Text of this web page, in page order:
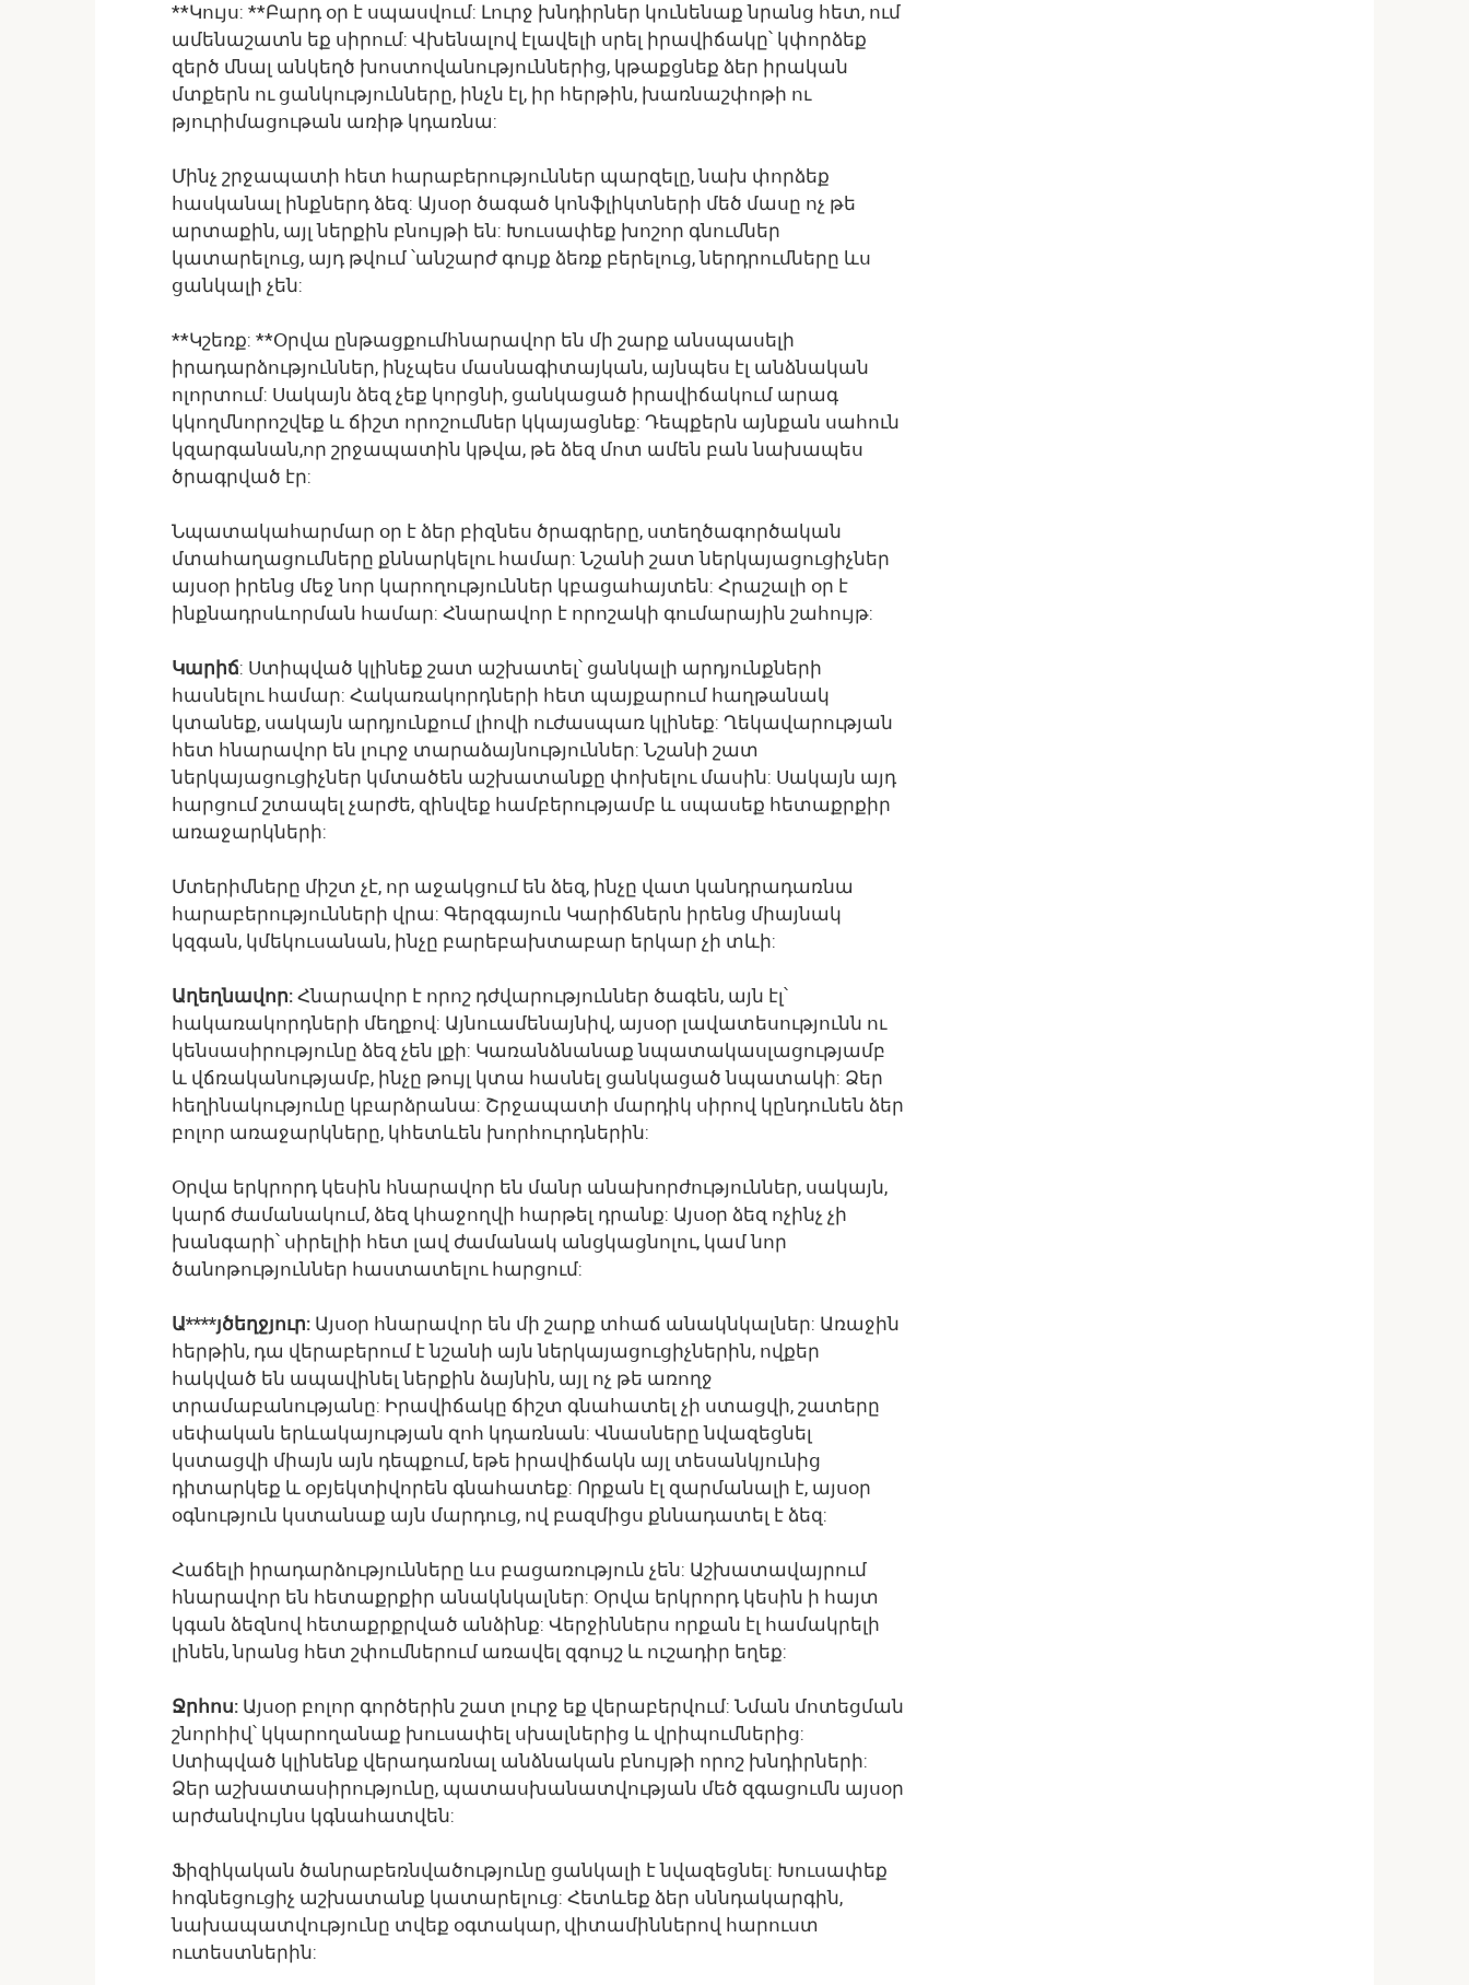
**Կույս: **Բարդ օր է սպասվում: Լուրջ խնդիրներ կունենաք նրանց հետ, ում
ամենաշատն եք սիրում: Վխենալով էլավելի սրել իրավիճակը՝ կփորձեք
զերծ մնալ անկեղծ խոստովանություններից, կթաքցնեք ձեր իրական
մտքերն ու ցանկությունները, ինչն էլ, իր հերթին, խառնաշփոթի ու
թյուրիմացութան առիթ կդառնա:
Մինչ շրջապատի հետ հարաբերություններ պարզելը, նախ փորձեք
հասկանալ ինքներդ ձեզ: Այսօր ծագած կոնֆլիկտների մեծ մասը ոչ թե
արտաքին, այլ ներքին բնույթի են: Խուսափեք խոշոր գնումներ
կատարելուց, այդ թվում ՝անշարժ գույք ձեռք բերելուց, ներդրումները ևս
ցանկալի չեն:
**Կշեռք: **Օրվա ընթացքումհնարավոր են մի շարք անսպասելի
իրադարձություններ, ինչպես մասնագիտայկան, այնպես էլ անձնական
ոլորտում: Սակայն ձեզ չեք կորցնի, ցանկացած իրավիճակում արագ
կկողմնորոշվեք և ճիշտ որոշումներ կկայացնեք: Դեպքերն այնքան սահուն
կզարգանան,որ շրջապատին կթվա, թե ձեզ մոտ ամեն բան նախապես
ծրագրված էր:
Նպատակահարմար օր է ձեր բիզնես ծրագրերը, ստեղծագործական
մտահաղացումները քննարկելու համար: Նշանի շատ ներկայացուցիչներ
այսօր իրենց մեջ նոր կարողություններ կբացահայտեն: Հրաշալի օր է
ինքնադրսևորման համար: Հնարավոր է որոշակի գումարային շահույթ:
Կարիճ: Ստիպված կլինեք շատ աշխատել՝ ցանկալի արդյունքների
հասնելու համար: Հակառակորդների հետ պայքարում հաղթանակ
կտանեք, սակայն արդյունքում լիովի ուժասպառ կլինեք: Ղեկավարության
հետ հնարավոր են լուրջ տարաձայնություններ: Նշանի շատ
ներկայացուցիչներ կմտածեն աշխատանքը փոխելու մասին: Սակայն այդ
հարցում շտապել չարժե, զինվեք համբերությամբ և սպասեք հետաքրքիր
առաջարկների:
Մտերիմները միշտ չէ, որ աջակցում են ձեզ, ինչը վատ կանդրադառնա
հարաբերությունների վրա: Գերզգայուն Կարիճներն իրենց միայնակ
կզգան, կմեկուսանան, ինչը բարեբախտաբար երկար չի տևի:
Աղեղնավոր: Հնարավոր է որոշ դժվարություններ ծագեն, այն էլ՝
հակառակորդների մեղքով: Այնուամենայնիվ, այսօր լավատեսությունն ու
կենսասիրությունը ձեզ չեն լքի: Կառանձնանաք նպատակասլացությամբ
և վճռականությամբ, ինչը թույլ կտա հասնել ցանկացած նպատակի: Ձեր
հեղինակությունը կբարձրանա: Շրջապատի մարդիկ սիրով կընդունեն ձեր
բոլոր առաջարկները, կհետևեն խորհուրդներին:
Օրվա երկրորդ կեսին հնարավոր են մանր անախորժություններ, սակայն,
կարճ ժամանակում, ձեզ կհաջողվի հարթել դրանք: Այսօր ձեզ ոչինչ չի
խանգարի՝ սիրելիի հետ լավ ժամանակ անցկացնոլու, կամ նոր
ծանոթություններ հաստատելու հարցում:
Ա****յծեղջյուր: Այսօր հնարավոր են մի շարք տհաճ անակնկալներ: Առաջին
հերթին, դա վերաբերում է նշանի այն ներկայացուցիչներին, ովքեր
հակված են ապավինել ներքին ձայնին, այլ ոչ թե առողջ
տրամաբանությանը: Իրավիճակը ճիշտ գնահատել չի ստացվի, շատերը
սեփական երևակայության զոհ կդառնան: Վնասները նվազեցնել
կստացվի միայն այն դեպքում, եթե իրավիճակն այլ տեսանկյունից
դիտարկեք և օբյեկտիվորեն գնահատեք: Որքան էլ զարմանալի է, այսօր
օգնություն կստանաք այն մարդուց, ով բազմիցս քննադատել է ձեզ:
Հաճելի իրադարձությունները ևս բացառություն չեն: Աշխատավայրում
հնարավոր են հետաքրքիր անակնկալներ: Օրվա երկրորդ կեսին ի հայտ
կգան ձեզնով հետաքրքրված անձինք: Վերջիններս որքան էլ համակրելի
լինեն, նրանց հետ շփումներում առավել զգույշ և ուշադիր եղեք:
Ջրհոս: Այսօր բոլոր գործերին շատ լուրջ եք վերաբերվում: Նման մոտեցման
շնորհիվ՝ կկարողանաք խուսափել սխալներից և վրիպումներից:
Ստիպված կլինենք վերադառնալ անձնական բնույթի որոշ խնդիրների:
Ձեր աշխատասիրությունը, պատասխանատվության մեծ զգացումն այսօր
արժանվույնս կգնահատվեն:
Ֆիզիկական ծանրաբեռնվածությունը ցանկալի է նվազեցնել: Խուսափեք
հոգնեցուցիչ աշխատանք կատարելուց: Հետևեք ձեր սննդակարգին,
նախապատվությունը տվեք օգտակար, վիտամիններով հարուստ
ուտեստներին: